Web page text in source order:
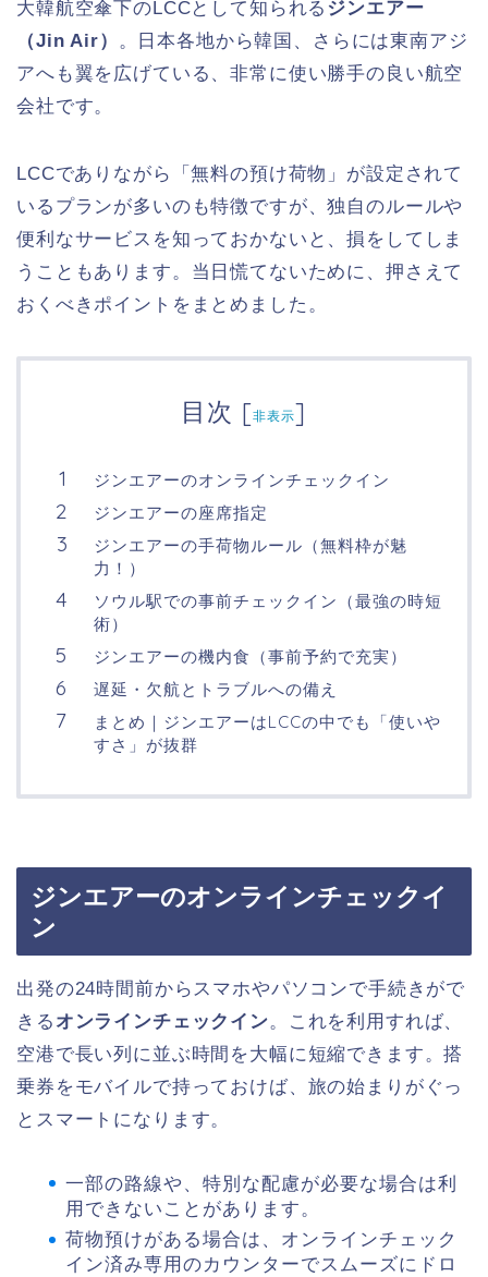
大韓航空傘下のLCCとして知られる ジンエアー
（Jin Air） 。日本各地から韓国、さらには東南アジ
アへも翼を広げている、非常に使い勝手の良い航空
会社です。
LCCでありながら「無料の預け荷物」が設定されて
いるプランが多いのも特徴ですが、独自のルールや
便利なサービスを知っておかないと、損をしてしま
うこともあります。当日慌てないために、押さえて
おくべきポイントをまとめました。
目次 [非表示]
ジンエアーのオンラインチェックイン
ジンエアーの座席指定
ジンエアーの手荷物ルール（無料枠が魅
力！）
ソウル駅での事前チェックイン（最強の時短
術）
ジンエアーの機内食（事前予約で充実）
遅延・欠航とトラブルへの備え
まとめ｜ジンエアーはLCCの中でも「使いや
すさ」が抜群
ジンエアーのオンラインチェックイ
ン
出発の24時間前からスマホやパソコンで手続きがで
きる オンラインチェックイン。これを利用すれば、
空港で長い列に並ぶ時間を大幅に短縮できます。搭
乗券をモバイルで持っておけば、旅の始まりがぐっ
とスマートになります。
一部の路線や、特別な配慮が必要な場合は利
用できないことがあります。
荷物預けがある場合は、オンラインチェック
イン済み専用のカウンターでスムーズにドロ